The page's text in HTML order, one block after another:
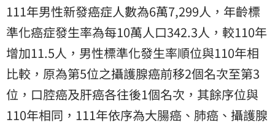
111年男性新發癌症人數為6萬7,299人，年齡標
準化癌症發生率為每10萬人口342.3人，較110年
增加11.5人，男性標準化發生率順位與110年相
比較，原為第5位之攝護腺癌前移2個名次至第3
位，口腔癌及肝癌各往後1個名次，其餘序位與
110年相同，111年依序為大腸癌、肺癌、攝護腺